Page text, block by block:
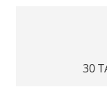
30